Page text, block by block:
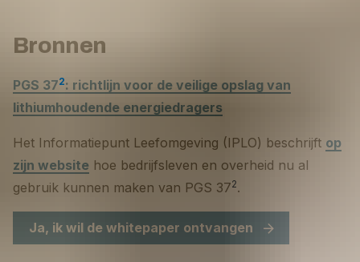
Bronnen
PGS 372: richtlijn voor de veilige opslag van
lithiumhoudende energiedragers
Het Informatiepunt Leefomgeving (IPLO) beschrijft op
zijn website hoe bedrijfsleven en overheid nu al
gebruik kunnen maken van PGS 372.
Ja, ik wil de whitepaper ontvangen